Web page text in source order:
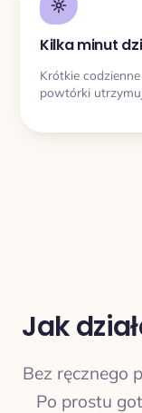
Kilka minut
Krótkie
powtórki
Jak
Bez ręcznego
Po prostu